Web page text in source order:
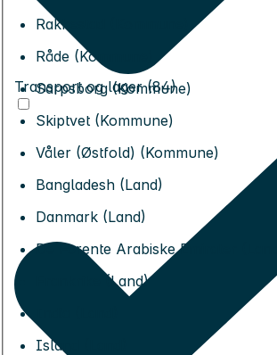
Rakkestad (Kommune)
Råde (Kommune)
Sarpsborg (Kommune)
Skiptvet (Kommune)
Våler (Østfold) (Kommune)
Bangladesh (Land)
Danmark (Land)
De Forente Arabiske Emirater (Land)
Frankrike (Land)
Island (Land)
Transport og lager (84)